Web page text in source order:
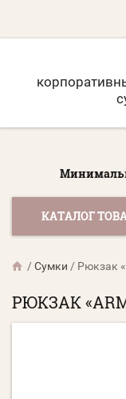
КАТАЛОГ
/Сумки / Рюкзак
РЮКЗАК